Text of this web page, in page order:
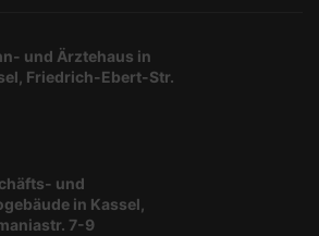
und Ärztehaus in
Friedrich-Ebert-Str.
und
in Kassel,
7-9